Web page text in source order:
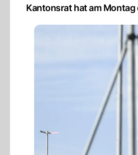
Kantonsrat hat am